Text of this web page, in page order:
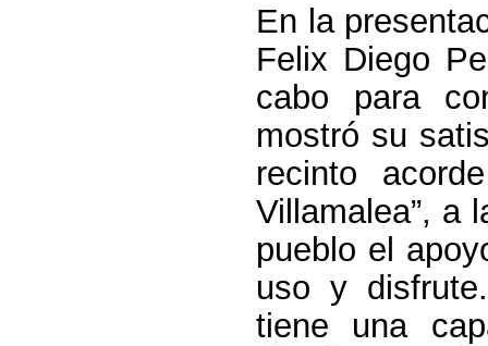
En la
Felix Diego
cabo para
mostró su
recinto
Villamalea”, a
pueblo el
uso y
tiene una